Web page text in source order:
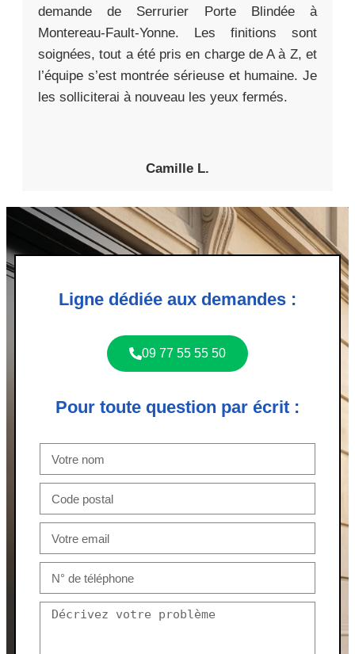
demande de Serrurier Porte Blindée à
Montereau-Fault-Yonne. Les finitions sont
soignées, tout a été pris en charge de A à Z, et
l’équipe s’est montrée sérieuse et humaine. Je
les solliciterai à nouveau les yeux fermés.
Camille L.
Ligne dédiée aux demandes :
09 77 55 55 50
Pour toute question par écrit :